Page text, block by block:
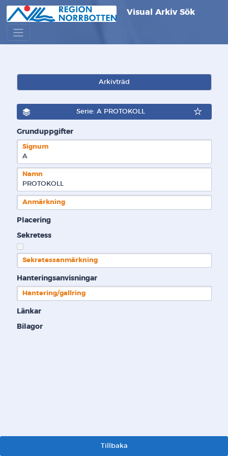
Visual Arkiv Sök
Arkivträd
Serie: A PROTOKOLL
Grunduppgifter
Signum
A
Namn
PROTOKOLL
Anmärkning
Placering
Sekretess
Sekretessanmärkning
Hanteringsanvisningar
Hantering/gallring
Länkar
Bilagor
Tillbaka